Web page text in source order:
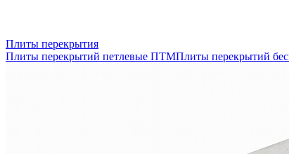
Плиты перекрытия
Плиты перекрытий петлевые ПТМПлиты перекрытий